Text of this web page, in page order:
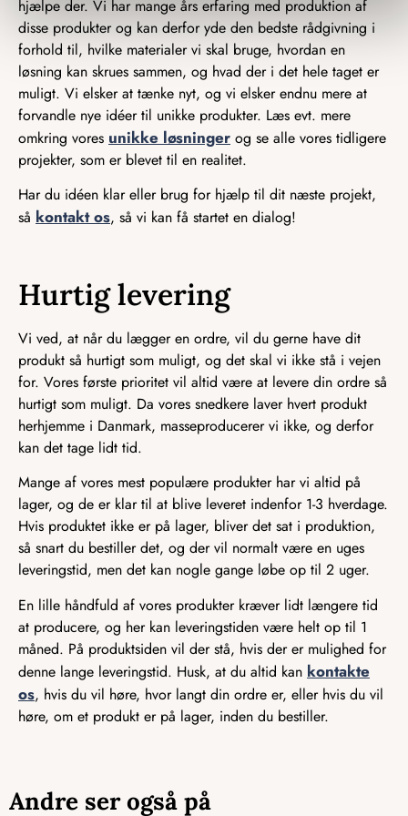
hjælpe der. Vi har mange års erfaring med produktion af
disse produkter og kan derfor yde den bedste rådgivning i
forhold til, hvilke materialer vi skal bruge, hvordan en
løsning kan skrues sammen, og hvad der i det hele taget er
muligt. Vi elsker at tænke nyt, og vi elsker endnu mere at
forvandle nye idéer til unikke produkter. Læs evt. mere
omkring vores unikke løsninger og se alle vores tidligere
projekter, som er blevet til en realitet.
Har du idéen klar eller brug for hjælp til dit næste projekt,
så kontakt os, så vi kan få startet en dialog!
Hurtig levering
Vi ved, at når du lægger en ordre, vil du gerne have dit
produkt så hurtigt som muligt, og det skal vi ikke stå i vejen
for. Vores første prioritet vil altid være at levere din ordre så
hurtigt som muligt. Da vores snedkere laver hvert produkt
herhjemme i Danmark, masseproducerer vi ikke, og derfor
kan det tage lidt tid.
Mange af vores mest populære produkter har vi altid på
lager, og de er klar til at blive leveret indenfor 1-3 hverdage.
Hvis produktet ikke er på lager, bliver det sat i produktion,
så snart du bestiller det, og der vil normalt være en uges
leveringstid, men det kan nogle gange løbe op til 2 uger.
En lille håndfuld af vores produkter kræver lidt længere tid
at producere, og her kan leveringstiden være helt op til 1
måned. På produktsiden vil der stå, hvis der er mulighed for
denne lange leveringstid. Husk, at du altid kan kontakte
os, hvis du vil høre, hvor langt din ordre er, eller hvis du vil
høre, om et produkt er på lager, inden du bestiller.
Andre ser også på